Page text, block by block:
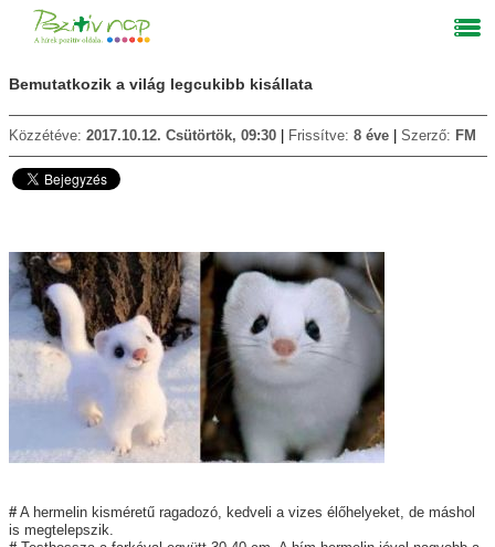
Bemutatkozik a világ legcukibb kisállata
Közzétéve: 2017.10.12. Csütörtök, 09:30 Frissítve: 8 éve Szerző: FM
# A hermelin kisméretű ragadozó, kedveli a vizes élőhelyeket, de máshol
is megtelepszik.